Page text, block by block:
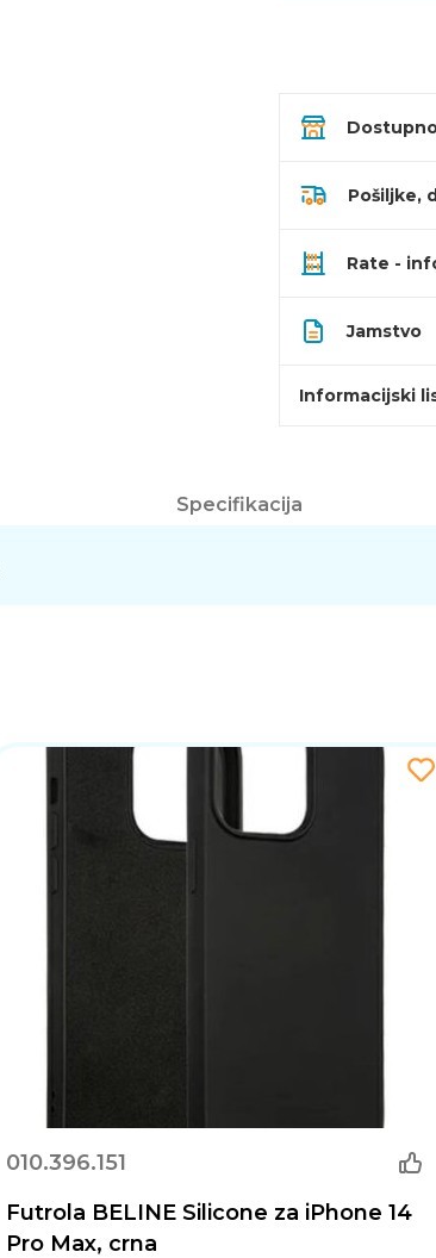
Pošiljke,
Rate -
Jamstvo
Informacijski
Specifikacija
010.396.151
Futrola BELINE Silicone za iPhone 14
Pro Max, crna